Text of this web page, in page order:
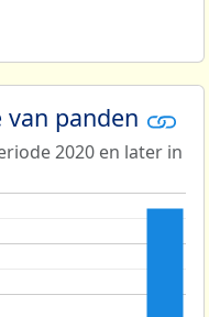
panden
2020 en later in